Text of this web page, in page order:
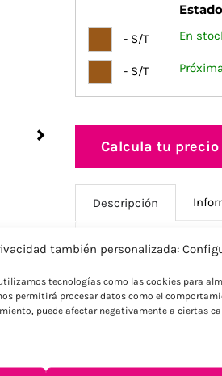
también personalizada:
tecnologías como las cookies para
permitirá procesar datos como el
puede afectar negativamente a ciertas
Estado
- S/T En
- S/T
Calcula tu
Descripción
Petaca de acero